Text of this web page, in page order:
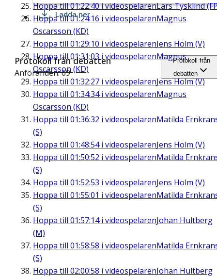
Hoppa till01:22:40i videospelarenLars Tysklind
Hoppa till01:24:16 i videospelarenMagnus
Oscarsson (KD)
Hoppa till 01:29:10 i videospelarenJens Holm (V)
Hoppa till 01:31:03 i videospelarenMagnus
Oscarsson (KD)
Hoppa till 01:32:27 i videospelarenJens Holm (V)
Hoppa till 01:34:34i videospelarenMagnus
Oscarsson (KD)
Hoppa till 01:36:32 i videospelarenMatilda
(S)
Hoppa till 01:48:54i videospelarenJens Holm (V)
Hoppa till 01:50:52 i videospelarenMatilda
(S)
Hoppa till 01:52:53 i videospelarenJens Holm (V)
Hoppa till 01:55:01 i videospelarenMatilda
(S)
Hoppa till 01:57:14i videospelarenJohan Hultberg
(M)
Hoppa till 01:58:58 i videospelarenMatilda
(S)
Hoppa till 02:00:58 i videospelarenJohan Hultberg
Ladda ner
Protokoll från debatten
Anföranden: 69
Protokoll från
debatten